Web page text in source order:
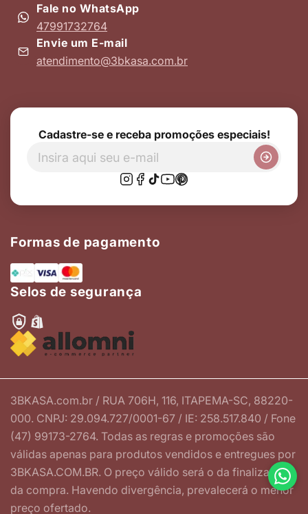
Fale no WhatsApp
47991732764
Envie um E-mail
atendimento@3bkasa.com.br
Cadastre-se e receba promoções especiais!
Formas de pagamento
Selos de segurança
3BKASA.com.br / RUA 706H, 116, ITAPEMA-SC, 88220-
000. CNPJ: 29.094.727/0001-67 / IE: 258.517.840 / Fone
(47) 99173-2764. Todas as regras e promoções são
válidas apenas para produtos vendidos e entregues por
3BKASA.COM.BR. O preço válido será o da finalização
da compra. Havendo divergência, prevalecerá o menor
preço ofertado.